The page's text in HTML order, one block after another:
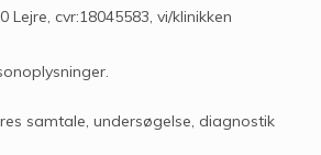
Lejre, cvr:18045583, vi/klinikken
samtale, undersøgelse, diagnostik